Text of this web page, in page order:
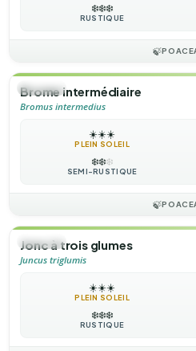
❄️❄️❄️
RUSTIQUE
🍃
🌿HERBE
Brome intermédiaire
Bromus intermedius
☀️☀️☀️
PLEIN SOLEIL
❄️❄️❄️
SEMI-RUSTIQUE
🍃
🌿HERBE
Jonc à trois glumes
Juncus triglumis
☀️☀️☀️
PLEIN SOLEIL
❄️❄️❄️
RUSTIQUE